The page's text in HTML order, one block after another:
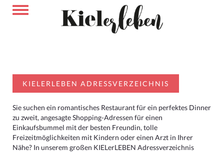
KIELERLEBEN ADRESSVERZEICHNIS
Sie suchen ein romantisches Restaurant für ein perfektes Dinner
zu zweit, angesagte Shopping-Adressen für einen
Einkaufsbummel mit der besten Freundin, tolle
Freizeitmöglichkeiten mit Kindern oder einen Arzt in Ihrer
Nähe? In unserem großen KIELerLEBEN Adressverzeichnis